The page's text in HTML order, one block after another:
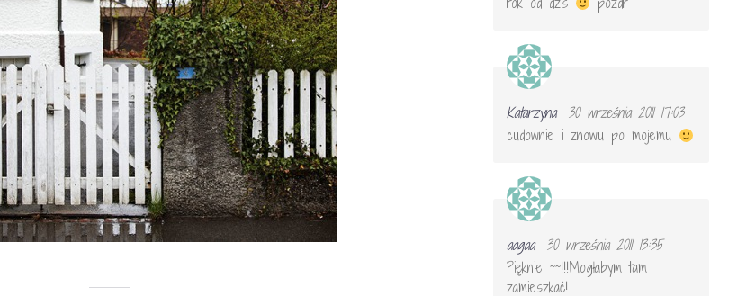
Katarzyna
30 września 2011 17:03
cudownie i znowu po mojemu
aagaa
30 września 2011 13:35
Pięknie ~~!!!Mogłabym tam
zamieszkać!